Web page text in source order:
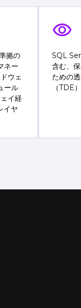
拠の
ネー
ウェ
ール
イ経
イヤ
SQL
含む、
ための
（TDE